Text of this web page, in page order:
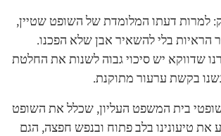
למרות דעתו המלומדת של השופט שטיין,
הראיות בלי להשאיר אבן שלא הפכנו.
שדווקא יש סיכוי גבוה לשנות את החלטת
בקשת ערעור מתוקנת.
בית המשפט העליון, שכלל את השופט
את טיעונינו בלב פתוח ובנפש חפצה, הגם